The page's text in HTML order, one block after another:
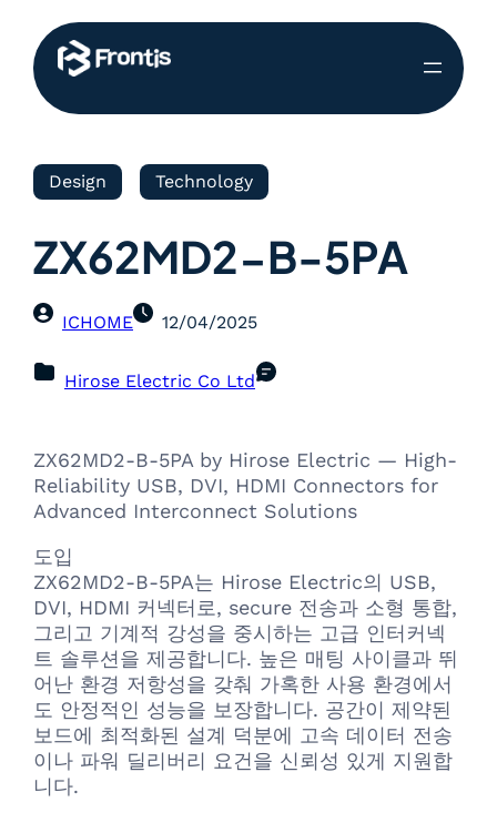
Design Technology
ZX62MD2-B-5PA
ICHOME 12/04/2025
Hirose Electric Co Ltd
ZX62MD2-B-5PA by Hirose Electric — High-
Reliability USB, DVI, HDMI Connectors for
Advanced Interconnect Solutions
도입
ZX62MD2-B-5PA는 Hirose Electric의 USB,
DVI, HDMI 커넥터로, secure 전송과 소형 통합,
그리고 기계적 강성을 중시하는 고급 인터커넥
트 솔루션을 제공합니다. 높은 매팅 사이클과 뛰
어난 환경 저항성을 갖춰 가혹한 사용 환경에서
도 안정적인 성능을 보장합니다. 공간이 제약된
보드에 최적화된 설계 덕분에 고속 데이터 전송
이나 파워 딜리버리 요건을 신뢰성 있게 지원합
니다.